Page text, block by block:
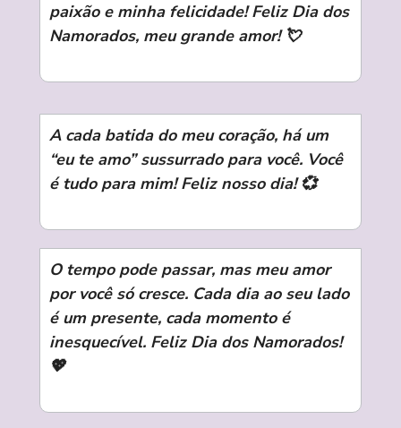
paixão e minha felicidade! Feliz Dia dos
Namorados, meu grande amor! 💘
A cada batida do meu coração, há um
“eu te amo” sussurrado para você. Você
é tudo para mim! Feliz nosso dia! 💞
O tempo pode passar, mas meu amor
por você só cresce. Cada dia ao seu lado
é um presente, cada momento é
inesquecível. Feliz Dia dos Namorados!
💖